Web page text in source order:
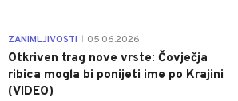
ZANIMLJIVOSTI 05.06.2026.
Otkriven trag nove vrste: Čovječja
ribica mogla bi ponijeti ime po Krajini
(VIDEO)